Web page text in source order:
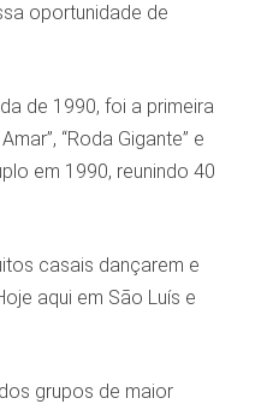
oportunidade de
de 1990, foi a primeira
“Roda Gigante” e
em 1990, reunindo 40
casais dançarem e
aqui em São Luís e
grupos de maior